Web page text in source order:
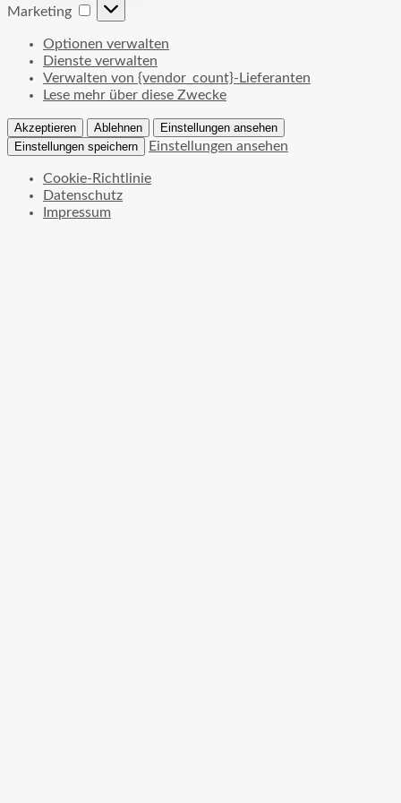
Marketing Marketing
Optionen verwalten
Dienste verwalten
Verwalten von {vendor_count}-Lieferanten
Lese mehr über diese Zwecke
Akzeptieren Ablehnen
Einstellungen ansehen
Einstellungen speichern
Einstellungen ansehen
Cookie-Richtlinie
Datenschutz
Impressum